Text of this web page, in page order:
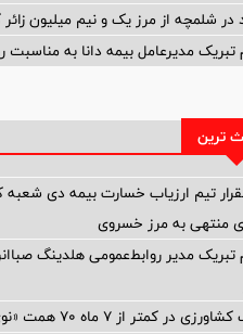
در شلمچه از مرز یک و نیم میلیون
‌تبریک‌ مدیرعامل بیمه دانا به مناسبت
ترین
تیم ارزیاب خسارت بیمه دی شعبه
منتهی به مرز خسروی
تبریک مدیر روابط‌عمومی هلدینگ
در کمتر از ۷ ماه ۷۰ همت «نوی‌پو» صادر کرد